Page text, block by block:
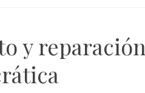
y reparación